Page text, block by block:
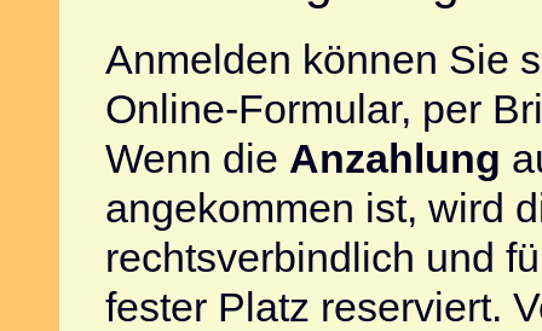
Anmelden können Sie
Online-Formular, per
Wenn die Anzahlung
angekommen ist, wird
rechtsverbindlich und
fester Platz reserviert.